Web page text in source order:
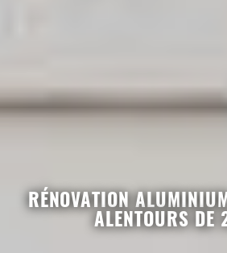
RÉNOVATION
ALENTOURS DE